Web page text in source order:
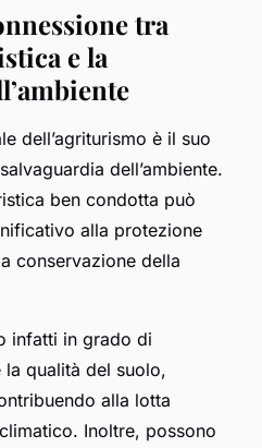
tra
e la
dell’agriturismo è il suo
dell’ambiente.
ben condotta può
alla protezione
conservazione della
infatti in grado di
qualità del suolo,
alla lotta
Inoltre, possono